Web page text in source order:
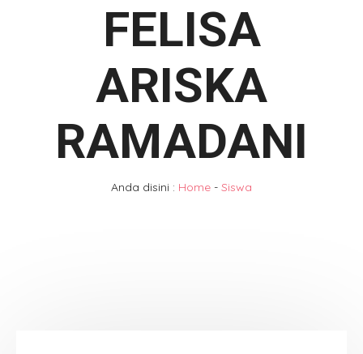
FELISA
ARISKA
RAMADANI
Anda disini : Home - Siswa